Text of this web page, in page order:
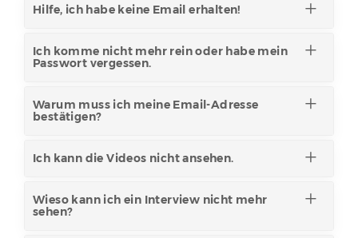
Hilfe, ich habe keine Email erhalten!
Ich komme nicht mehr rein oder habe mein
Passwort vergessen.
Warum muss ich meine Email-Adresse
bestätigen?
Ich kann die Videos nicht ansehen.
Wieso kann ich ein Interview nicht mehr
sehen?